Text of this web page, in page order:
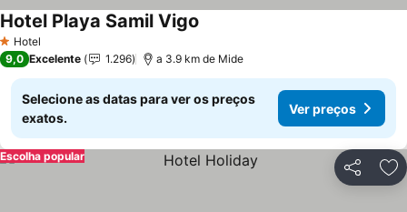
1 Estrelas
Hotel
Hotel Playa Samil Vigo
9,0 Excelente 1.296 a 3.9 km de Mide
Selecione as datas para ver os preços
exatos.
Ver preços
Partilhar
Escolha popular